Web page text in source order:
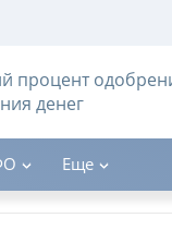
процент
денег
Еще